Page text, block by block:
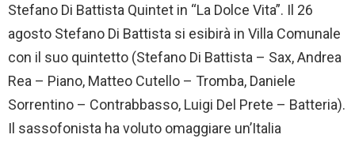
Stefano Di Battista Quintet in “La Dolce Vita”. Il 26
agosto Stefano Di Battista si esibirà in Villa Comunale
con il suo quintetto (Stefano Di Battista – Sax, Andrea
Rea – Piano, Matteo Cutello – Tromba, Daniele
Sorrentino – Contrabbasso, Luigi Del Prete – Batteria).
Il sassofonista ha voluto omaggiare un’Italia